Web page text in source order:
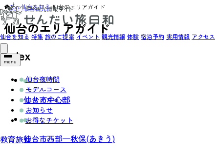
仙台を知る 特集 旅のご提案 イベント 観光情報 体験 宿泊予約 実用情報 アクセス
menu
仙台夜時間
モデルコース
エリアガイド
お知らせ
お得なチケット
教育旅行
Top›仙台を知る›仙台のエリアガイド
仙台のエリアガイド
index
仙台市中心部
仙台市西部─秋保(あきう)